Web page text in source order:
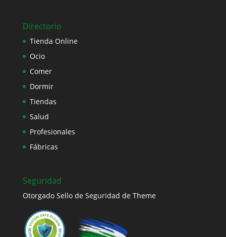
Directorio
Tienda Online
Ocio
Comer
Dormir
Tiendas
Salud
Profesionales
Fábricas
Seguridad
Otorgado Sello de Seguridad de Theme